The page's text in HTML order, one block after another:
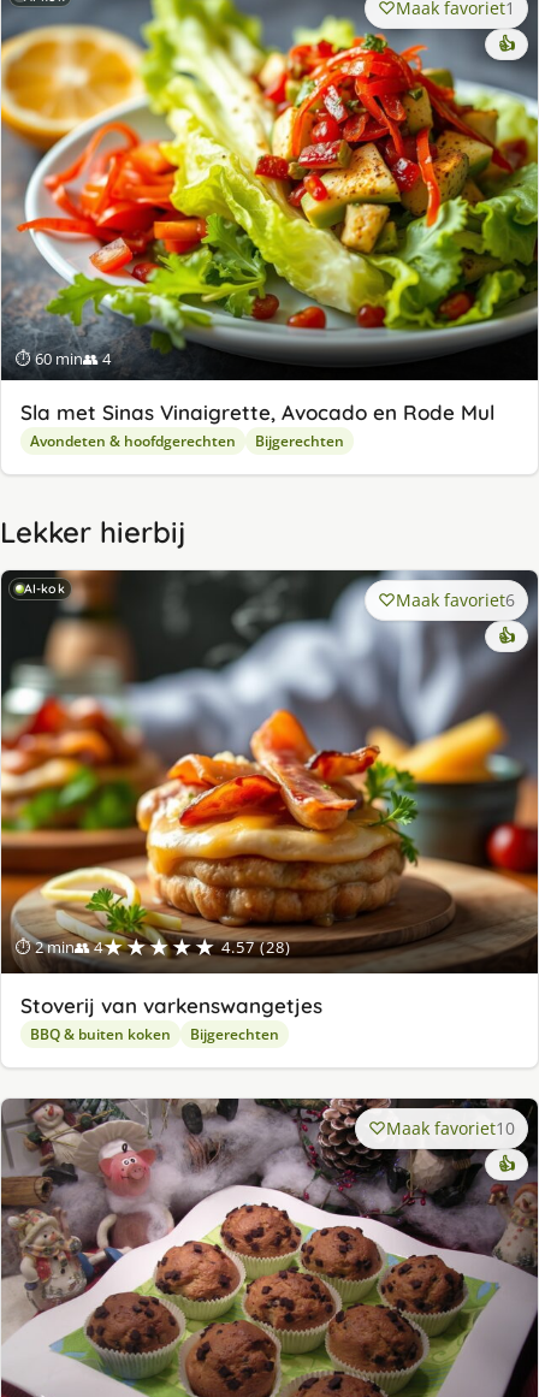
⏱ 60 min👥 4
Maak favoriet1
👍
Sla met Sinas Vinaigrette, Avocado en Rode Mul
Avondeten & hoofdgerechten Bijgerechten
Lekker hierbij
AI-kok
⏱ 2 min👥 4★★★★★ 4.57 (28)
Maak favoriet6
👍
Stoverij van varkenswangetjes
BBQ & buiten koken Bijgerechten
Maak favoriet10
👍